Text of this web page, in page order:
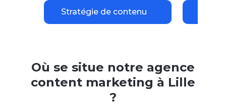
Stratégie de contenu
Où se situe notre agence
content marketing à Lille
?